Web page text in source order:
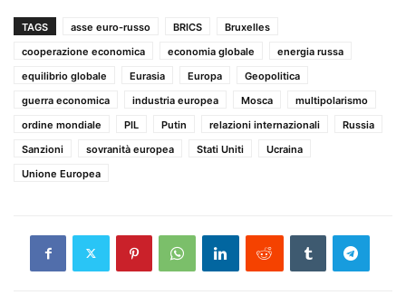
TAGS asse euro-russo BRICS
Bruxelles
cooperazione economica
economia globale
energia russa
equilibrio globale
Eurasia Europa
Geopolitica
guerra economica
industria europea Mosca
multipolarismo
ordine mondiale
PIL Putin relazioni internazionali
Russia
Sanzioni
sovranità europea Stati Uniti
Ucraina
Unione Europea